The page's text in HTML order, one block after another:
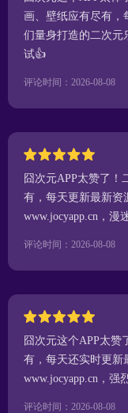
画、壁纸应有尽有，
们量身打造的二次元
试👍
评论时间：2026-08-08
囧次元APP太赞了！
有，每天更新最新资
www.jocyapp.cn，漫
评论时间：2026-08-08
囧次元这个APP太赞
有，每天还实时更新
www.jocyapp.cn，强
评论时间：2026-08-08